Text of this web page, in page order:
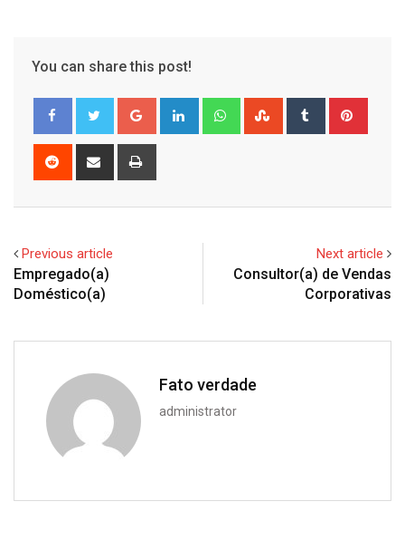
You can share this post!
Google+ LinkedIn WhatsappStumbleUpon
Tumblr
Reddit
Share
Previous article
Empregado(a)
Doméstico(a)
Next article
Consultor(a) de Vendas
Corporativas
Fato verdade
administrator